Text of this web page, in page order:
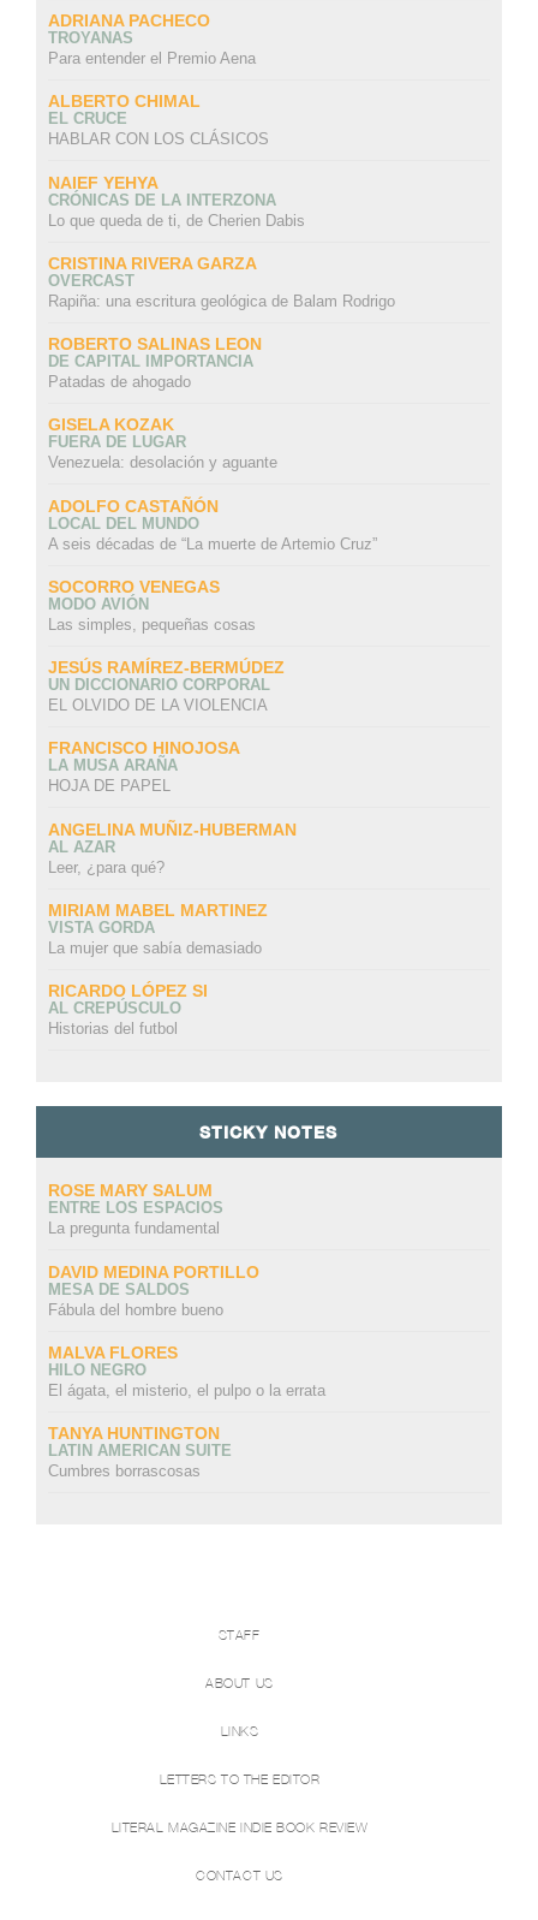
ADRIANA PACHECO
TROYANAS
Para entender el Premio Aena
ALBERTO CHIMAL
EL CRUCE
HABLAR CON LOS CLÁSICOS
NAIEF YEHYA
CRÓNICAS DE LA INTERZONA
Lo que queda de ti, de Cherien Dabis
CRISTINA RIVERA GARZA
OVERCAST
Rapiña: una escritura geológica de Balam Rodrigo
ROBERTO SALINAS LEON
DE CAPITAL IMPORTANCIA
Patadas de ahogado
GISELA KOZAK
FUERA DE LUGAR
Venezuela: desolación y aguante
ADOLFO CASTAÑÓN
LOCAL DEL MUNDO
A seis décadas de “La muerte de Artemio Cruz”
SOCORRO VENEGAS
MODO AVIÓN
Las simples, pequeñas cosas
JESÚS RAMÍREZ-BERMÚDEZ
UN DICCIONARIO CORPORAL
EL OLVIDO DE LA VIOLENCIA
FRANCISCO HINOJOSA
LA MUSA ARAÑA
HOJA DE PAPEL
ANGELINA MUÑIZ-HUBERMAN
AL AZAR
Leer, ¿para qué?
MIRIAM MABEL MARTINEZ
VISTA GORDA
La mujer que sabía demasiado
RICARDO LÓPEZ SI
AL CREPÚSCULO
Historias del futbol
STICKY NOTES
ROSE MARY SALUM
ENTRE LOS ESPACIOS
La pregunta fundamental
DAVID MEDINA PORTILLO
MESA DE SALDOS
Fábula del hombre bueno
MALVA FLORES
HILO NEGRO
El ágata, el misterio, el pulpo o la errata
TANYA HUNTINGTON
LATIN AMERICAN SUITE
Cumbres borrascosas
STAFF
ABOUT US
LINKS
LETTERS TO THE EDITOR
LITERAL MAGAZINE INDIE BOOK REVIEW
CONTACT US